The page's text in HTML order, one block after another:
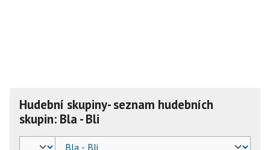
Hudební skupiny- seznam hudebních
skupin: Bla - Bli